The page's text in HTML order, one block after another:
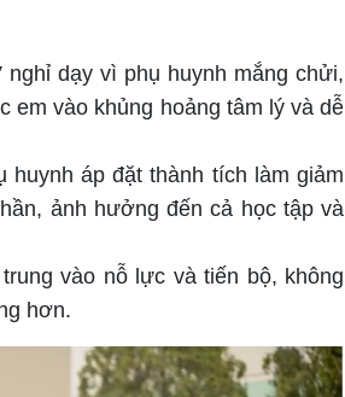
dạy vì phụ huynh mắng chửi,
em vào khủng hoảng tâm lý và dễ
huynh áp đặt thành tích làm giảm
ảnh hưởng đến cả học tập và
vào nỗ lực và tiến bộ, không
hơn.